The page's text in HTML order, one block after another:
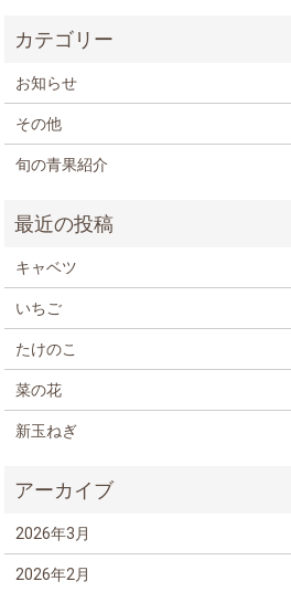
お知らせ
その他
旬の青果紹介
キャベツ
いちご
たけのこ
菜の花
新玉ねぎ
2026年3月
2026年2月